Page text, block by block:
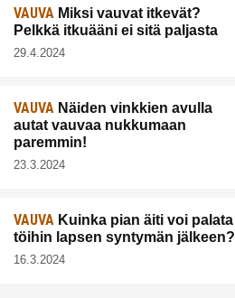
VAUVA Miksi vauvat itkevät?
Pelkkä itkuääni ei sitä paljasta
29.4.2024
VAUVA Näiden vinkkien avulla
autat vauvaa nukkumaan
paremmin!
23.3.2024
VAUVA Kuinka pian äiti voi palata
töihin lapsen syntymän jälkeen?
16.3.2024